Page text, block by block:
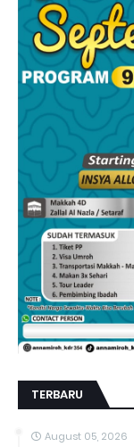
TERBARU
August 05, 2026